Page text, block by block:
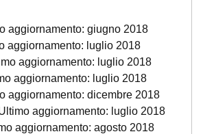
aggiornamento: giugno 2018
aggiornamento: luglio 2018
aggiornamento: luglio 2018
aggiornamento: luglio 2018
aggiornamento: dicembre 2018
aggiornamento: luglio 2018
aggiornamento: agosto 2018